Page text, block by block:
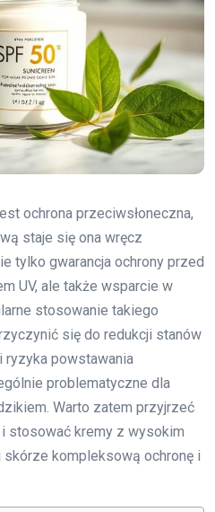
ochrona przeciwsłoneczna,
staje się ona wręcz
tylko gwarancja ochrony przed
UV, ale także wsparcie w
stosowanie takiego
się do redukcji stanów
ryzyka powstawania
problematyczne dla
Warto zatem przyjrzeć
stosować kremy z wysokim
kompleksową ochronę i